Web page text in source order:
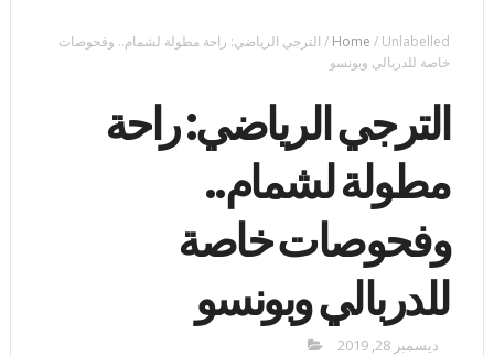
Home / Unlabelled
/ الترجي الرياضي: راحة مطولة لشمام.. وفحوصات
خاصة للدربالي وبونسو
الترجي الرياضي: راحة
مطولة لشمام..
وفحوصات خاصة
للدربالي وبونسو
ديسمبر 28, 2019